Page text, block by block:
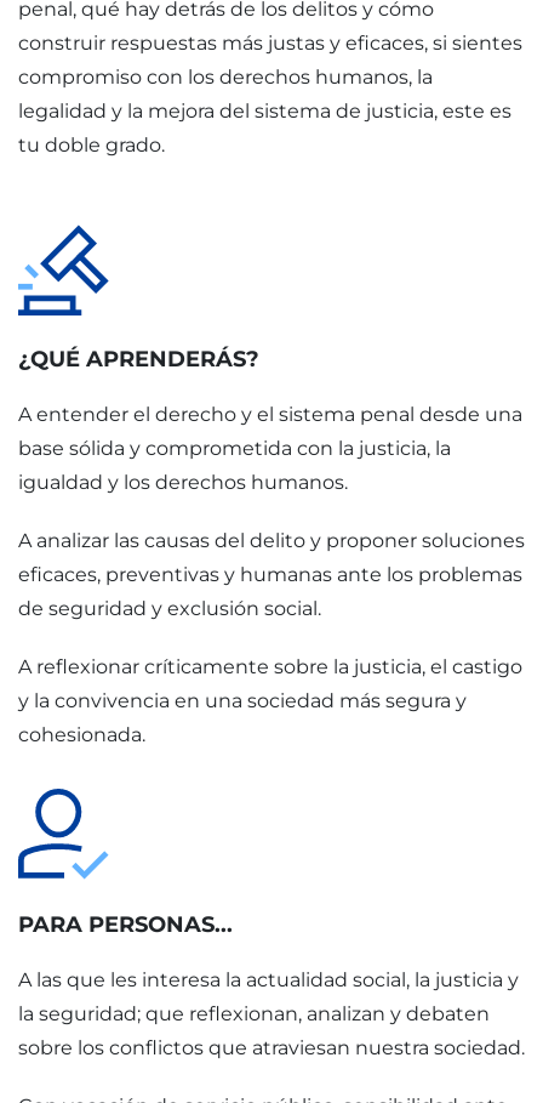
penal, qué hay detrás de los delitos y cómo
construir respuestas más justas y eficaces, si sientes
compromiso con los derechos humanos, la
legalidad y la mejora del sistema de justicia, este es
tu doble grado.
¿QUÉ APRENDERÁS?
A entender el derecho y el sistema penal desde una
base sólida y comprometida con la justicia, la
igualdad y los derechos humanos.
A analizar las causas del delito y proponer soluciones
eficaces, preventivas y humanas ante los problemas
de seguridad y exclusión social.
A reflexionar críticamente sobre la justicia, el castigo
y la convivencia en una sociedad más segura y
cohesionada.
PARA PERSONAS...
A las que les interesa la actualidad social, la justicia y
la seguridad; que reflexionan, analizan y debaten
sobre los conflictos que atraviesan nuestra sociedad.